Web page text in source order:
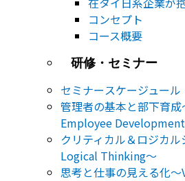
コンセプト
コース概要
研修・セミナー
セミナー​スケージュー
管理者の基本と部下育
Employee
クリティカル＆ロジカ
Logical Thinking～
思考と仕事の見える化